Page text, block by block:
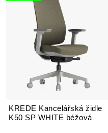
KREDE Kancelářská židle
K50 SP WHITE béžová